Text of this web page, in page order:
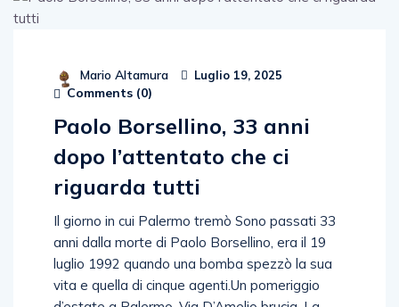
Mario Altamura Luglio 19, 2025
Comments (0)
Paolo Borsellino, 33 anni
dopo l’attentato che ci
riguarda tutti
Il giorno in cui Palermo tremò Sono passati 33
anni dalla morte di Paolo Borsellino, era il 19
luglio 1992 quando una bomba spezzò la sua
vita e quella di cinque agenti.Un pomeriggio